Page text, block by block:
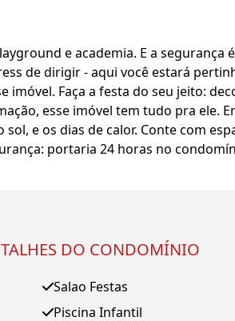
e academia. E a segurança
de dirigir - aqui você estará
Faça a festa do seu jeito:
esse imóvel tem tudo pra ele.
e os dias de calor. Conte com
portaria 24 horas no
DO CONDOMÍNIO
Salao Festas
Piscina Infantil